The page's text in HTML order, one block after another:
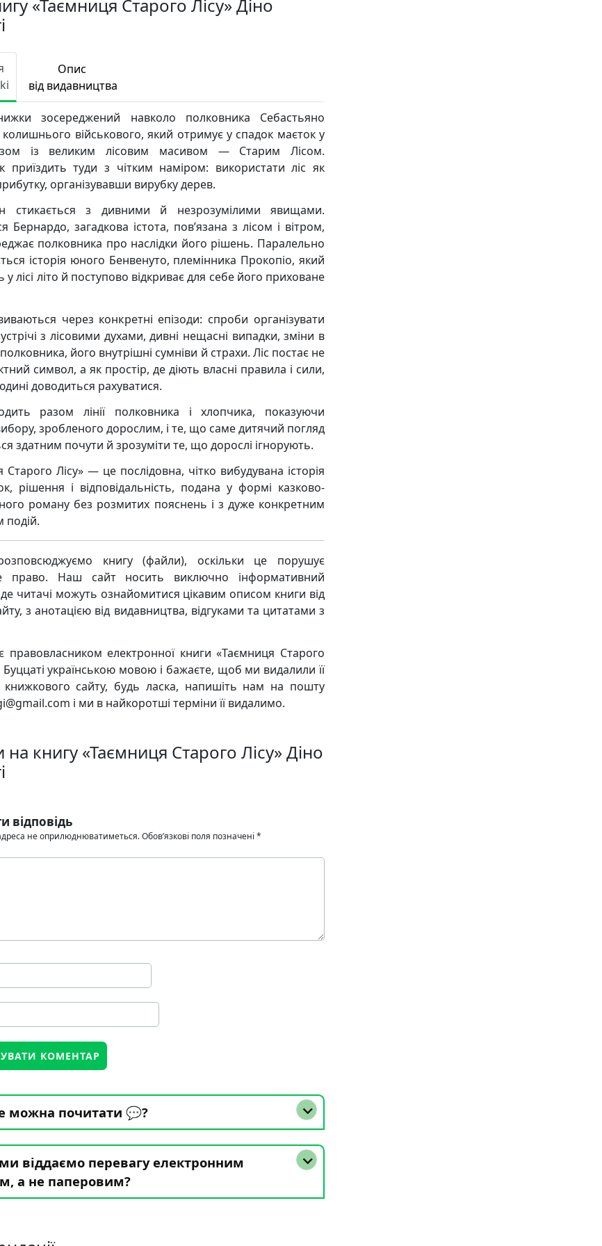
«Таємниця Старого Лісу» Діно
Опис
від видавництва
зосереджений навколо полковника Себастьяно
військового, який отримує у спадок маєток у
із великим лісовим масивом — Старим Лісом.
приїздить туди з чітким наміром: використати ліс як
організувавши вирубку дерев.
стикається з дивними й незрозумілими явищами.
Бернардо, загадкова істота, пов’язана з лісом і вітром,
полковника про наслідки його рішень. Паралельно
історія юного Бенвенуто, племінника Прокопіо, який
у лісі літо й поступово відкриває для себе його приховане
через конкретні епізоди: спроби організувати
з лісовими духами, дивні нещасні випадки, зміни в
його внутрішні сумніви й страхи. Ліс постає не
символ, а як простір, де діють власні правила і сили,
доводиться рахуватися.
разом лінії полковника і хлопчика, показуючи
зробленого дорослим, і те, що саме дитячий погляд
здатним почути й зрозуміти те, що дорослі ігнорують.
Старого Лісу» — це послідовна, чітко вибудувана історія
рішення і відповідальність, подана у формі казково-
роману без розмитих пояснень і з дуже конкретним
подій.
книгу (файли), оскільки це порушує
право. Наш сайт носить виключно інформативний
читачі можуть ознайомитися цікавим описом книги від
з анотацією від видавництва, відгуками та цитатами з
електронної книги «Таємниця Старого
Буццаті українською мовою і бажаєте, щоб ми видалили її
сайту, будь ласка, напишіть нам на пошту
і ми в найкоротші терміни її видалимо.
на книгу «Таємниця Старого Лісу» Діно
відповідь
не оприлюднюватиметься.Обов’язкові поля позначені *
можна почитати 💬?
віддаємо перевагу електронним
а не паперовим?